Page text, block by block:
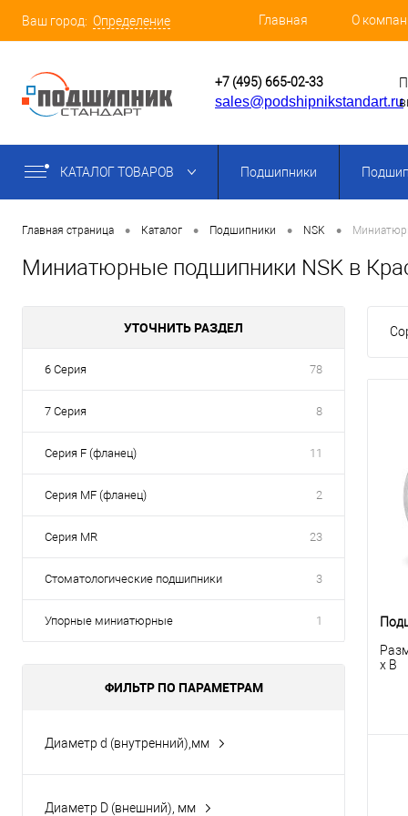
Ваш город: Определение Главная О
+7 (495) 665-02-33
sales@podshipnikstandart.ru
КАТАЛОГ ТОВАРОВ Подшипники
Главная страница • Каталог • Подшипники • NSK •
Миниатюрные подшипники NSK в
УТОЧНИТЬ РАЗДЕЛ
6 Серия 78
7 Серия 8
Серия F (фланец) 11
Серия MF (фланец) 2
Серия MR 23
Стоматологические подшипники 3
Упорные миниатюрные 1
ФИЛЬТР ПО ПАРАМЕТРАМ
Диаметр d (внутренний),мм
Диаметр D (внешний), мм
x B